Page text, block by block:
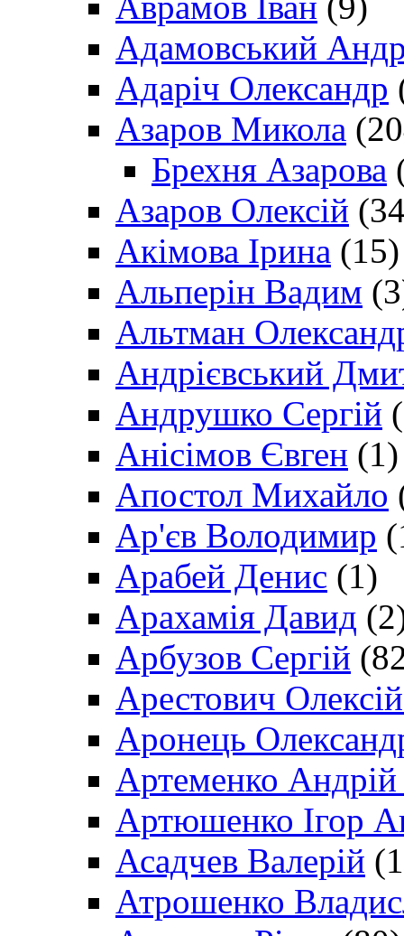
Адамовський
Адаріч Олександр
Азаров Микола
Брехня Азарова
Азаров Олексій
Акімова Ірина (15)
Альперін Вадим
Альтман
Андрієвський
Андрушко Сергій
Анісімов Євген (1)
Апостол Михайло
Ар'єв Володимир
Арабей Денис (1)
Арахамія Давид
Арбузов Сергій
Арестович
Аронець
Артеменко Андрій
Артюшенко Ігор
Асадчев Валерій
Атрошенко